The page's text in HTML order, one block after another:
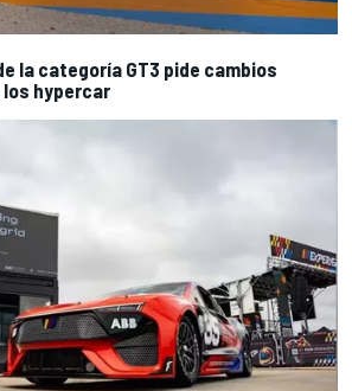
la categoría GT3 pide cambios
los hypercar